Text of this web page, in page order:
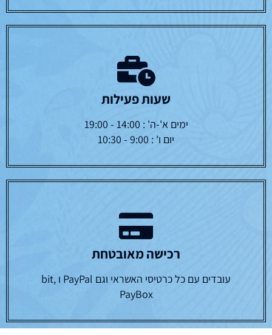
שעות פעילות
ימים א'-ה' : 14:00 - 19:00
יום ו' : 9:00 - 10:30
רכישה מאובטחת
עובדים עם כל כרטיסי האשראי וגם PayPal ו bit,
PayBox